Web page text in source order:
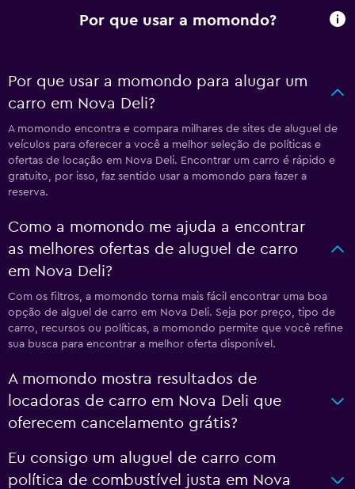
Por que usar a momondo?
Por que usar a momondo para alugar um
carro em Nova Deli?
A momondo encontra e compara milhares de sites de aluguel de
veículos para oferecer a você a melhor seleção de políticas e
ofertas de locação em Nova Deli. Encontrar um carro é rápido e
gratuito, por isso, faz sentido usar a momondo para fazer a
reserva.
Como a momondo me ajuda a encontrar
as melhores ofertas de aluguel de carro
em Nova Deli?
Com os filtros, a momondo torna mais fácil encontrar uma boa
opção de alguel de carro em Nova Deli. Seja por preço, tipo de
carro, recursos ou políticas, a momondo permite que você refine
sua busca para encontrar a melhor oferta disponível.
A momondo mostra resultados de
locadoras de carro em Nova Deli que
oferecem cancelamento grátis?
Eu consigo um aluguel de carro com
política de combustível justa em Nova